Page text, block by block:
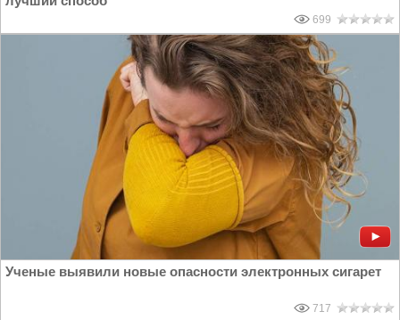
699
Ученые выявили новые опасности электронных сигарет
717